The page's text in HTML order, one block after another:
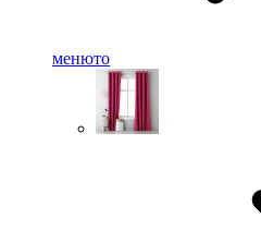
менюто